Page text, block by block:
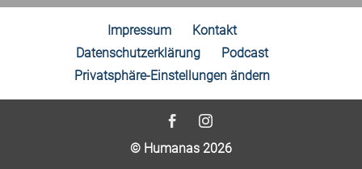
Impressum
Kontakt
Datenschutzerklärung
Podcast
Privatsphäre-Einstellungen ändern
© Humanas 2026